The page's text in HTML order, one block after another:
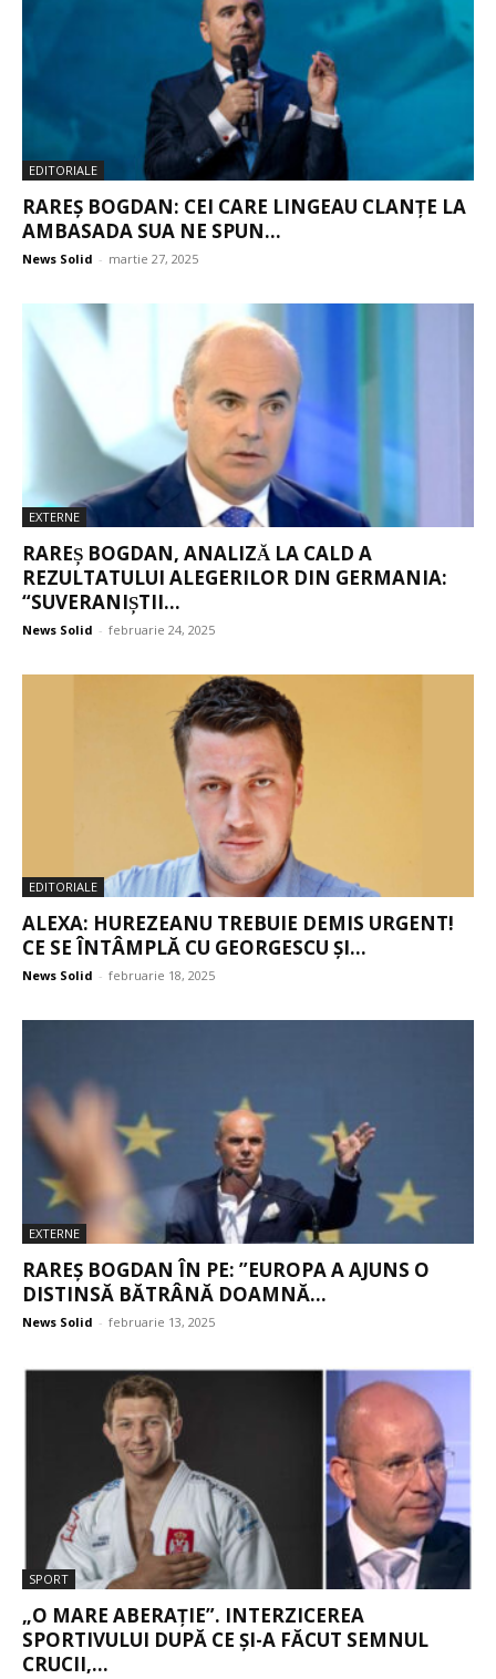
EDITORIALE
RAREȘ BOGDAN: CEI CARE LINGEAU CLANȚE LA
AMBASADA SUA NE SPUN...
News Solid - martie 27, 2025
EXTERNE
RAREȘ BOGDAN, ANALIZĂ LA CALD A
REZULTATULUI ALEGERILOR DIN GERMANIA:
“SUVERANIȘTII...
News Solid - februarie 24, 2025
EDITORIALE
ALEXA: HUREZEANU TREBUIE DEMIS URGENT!
CE SE ÎNTÂMPLĂ CU GEORGESCU ȘI...
News Solid - februarie 18, 2025
EXTERNE
RAREȘ BOGDAN ÎN PE: ”EUROPA A AJUNS O
DISTINSĂ BĂTRÂNĂ DOAMNĂ...
News Solid - februarie 13, 2025
SPORT
„O MARE ABERAȚIE”. INTERZICEREA
SPORTIVULUI DUPĂ CE ȘI-A FĂCUT SEMNUL
CRUCII,...